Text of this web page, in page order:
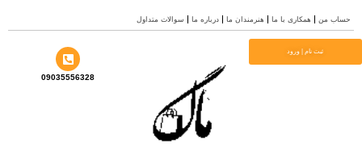
به
حساب من همکاری با ما هنرمندان ما درباره ما سوالات متداول
ثبت نام | ورود
09035556328